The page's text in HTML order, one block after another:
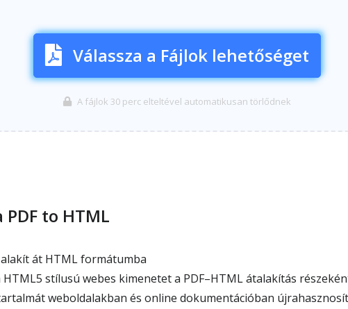
Válassza a Fájlok lehetőséget
A fájlok 30 perc elteltével automatikusan törlődnek
to HTML
át HTML formátumba
stílusú webes kimenetet a PDF–HTML átalakítás
weboldalakban és online dokumentációban